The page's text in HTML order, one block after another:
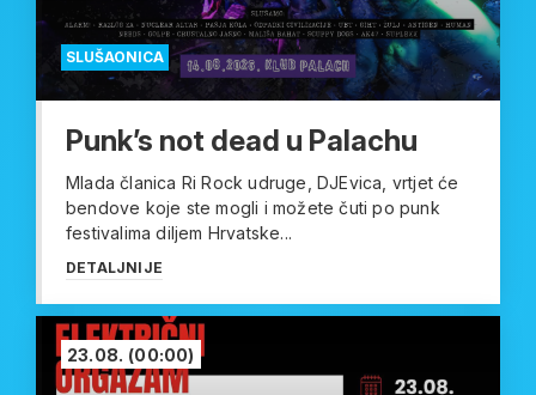
SLUŠAONICA
Punk’s not dead u Palachu
Mlada članica Ri Rock udruge, DJEvica, vrtjet će
bendove koje ste mogli i možete čuti po punk
festivalima diljem Hrvatske...
DETALJNIJE
23.08. (00:00)